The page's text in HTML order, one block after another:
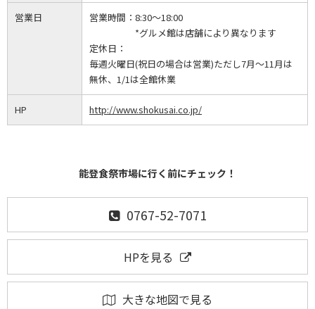
営業日 営業時間： 8:30～18:00
*グルメ館は店舗により異なります
定休日：
毎週火曜日(祝日の場合は営業)ただし7月～11月は
無休、1/1は全館休業
HP http://www.shokusai.co.jp/
能登食祭市場に行く前にチェック！
0767-52-7071
HPを見る
大きな地図で見る